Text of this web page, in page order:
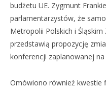
budżetu UE. Zygmunt
parlamentarzystów, że
Metropolii Polskich i
przedstawią propozycję
konferencji zaplanowanej
Omówiono również kwestie